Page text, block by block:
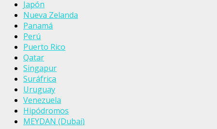
Japón
Nueva Zelanda
Panamá
Perú
Puerto Rico
Qatar
Singapur
Suráfrica
Uruguay
Venezuela
Hipódromos
MEYDAN (Dubai)